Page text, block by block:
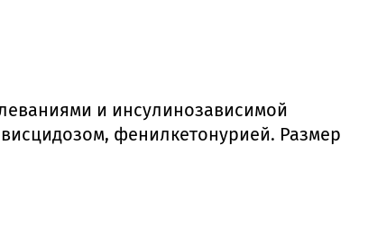
и инсулинозависимой
фенилкетонурией. Размер